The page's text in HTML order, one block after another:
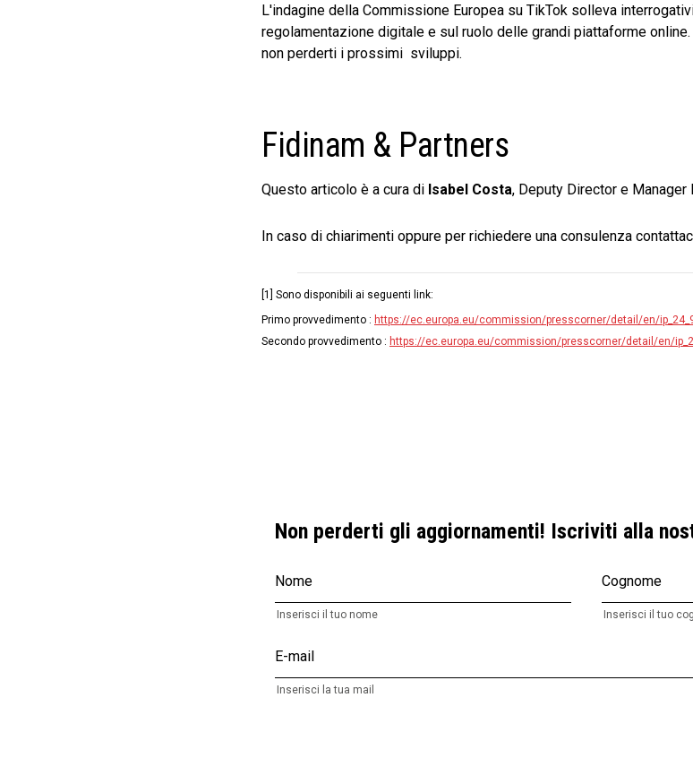
L'indagine della Commissione Europea su TikTok solleva
regolamentazione digitale e sul ruolo delle grandi piattaforme
non perderti i prossimi sviluppi.
Fidinam & Partners
Questo articolo è a cura di Isabel Costa, Deputy Director e Manager
In caso di chiarimenti oppure per richiedere una consulenza
[1] Sono disponibili ai seguenti link:
Primo provvedimento : https://ec.europa.eu/commission/presscorner/detail/en/
Secondo provvedimento : https://ec.europa.eu/commission/presscorner/detail/en/
Non perderti gli aggiornamenti! Iscriviti alla
Nome
Inserisci il tuo nome
Cognome
Inserisci il tuo
E-mail
Inserisci la tua mail